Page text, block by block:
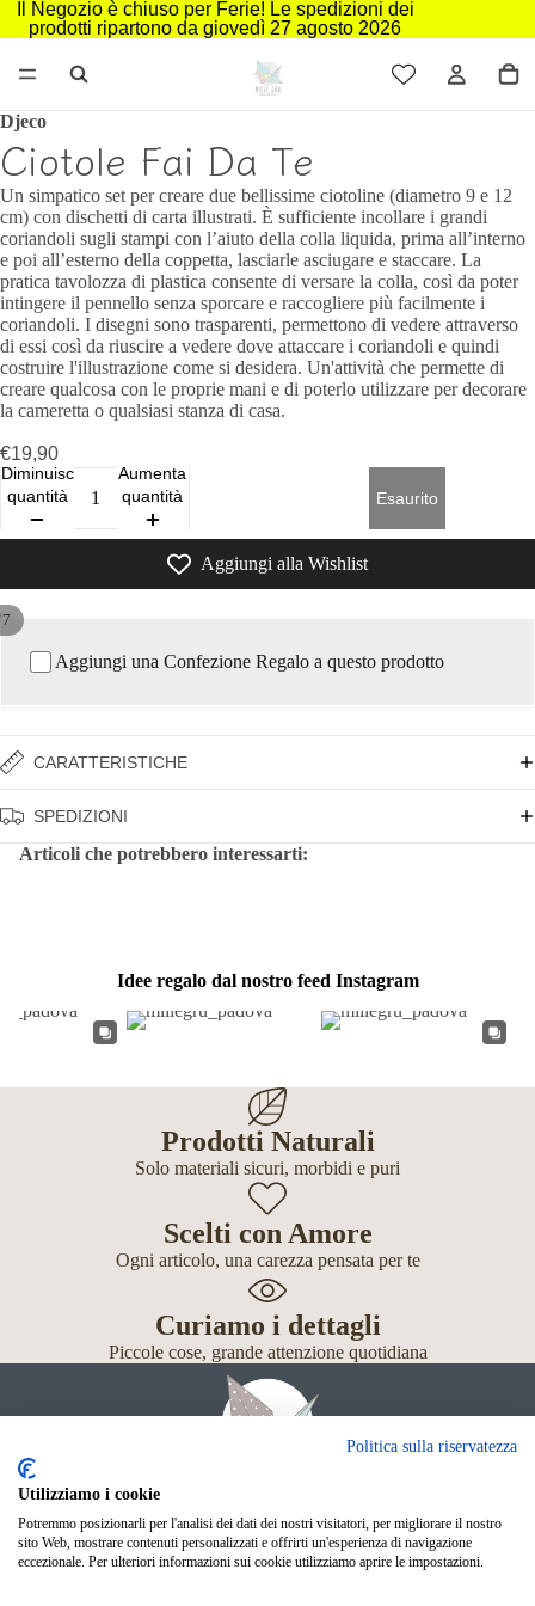
Il Negozio è chiuso per Ferie! Le spedizioni dei
prodotti ripartono da giovedì 27 agosto 2026
7
Djeco
Ciotole Fai Da Te
Un simpatico set per creare due bellissime ciotoline (diametro 9 e 12
cm) con dischetti di carta illustrati. È sufficiente incollare i grandi
coriandoli sugli stampi con l’aiuto della colla liquida, prima all’interno
e poi all’esterno della coppetta, lasciarle asciugare e staccare. La
pratica tavolozza di plastica consente di versare la colla, così da poter
intingere il pennello senza sporcare e raccogliere più facilmente i
coriandoli. I disegni sono trasparenti, permettono di vedere attraverso
di essi così da riuscire a vedere dove attaccare i coriandoli e quindi
costruire l'illustrazione come si desidera. Un'attività che permette di
creare qualcosa con le proprie mani e di poterlo utilizzare per decorare
la cameretta o qualsiasi stanza di casa.
€19,90
Diminuisci
quantità
Aumenta
quantità
Esaurito
Aggiungi alla Wishlist
Aggiungi una Confezione Regalo a questo prodotto
CARATTERISTICHE
SPEDIZIONI
Articoli che potrebbero interessarti:
Idee regalo dal nostro feed Instagram
Prodotti Naturali
Solo materiali sicuri, morbidi e puri
Scelti con Amore
Ogni articolo, una carezza pensata per te
Curiamo i dettagli
Piccole cose, grande attenzione quotidiana
Giochi
Neonato
Politica sulla riservatezza
Utilizziamo i cookie
Potremmo posizionarli per l'analisi dei dati dei nostri visitatori, per migliorare il nostro
sito Web, mostrare contenuti personalizzati e offrirti un'esperienza di navigazione
eccezionale. Per ulteriori informazioni sui cookie utilizziamo aprire le impostazioni.